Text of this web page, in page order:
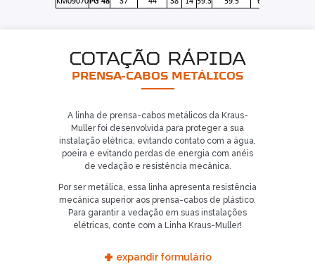
COTAÇÃO RÁPIDA
PRENSA-CABOS METÁLICOS
A linha de prensa-cabos metálicos da Kraus-
Muller foi desenvolvida para proteger a sua
instalação elétrica, evitando contato com a água,
poeira e evitando perdas de energia com anéis
de vedação e resistência mecânica.
Por ser metálica, essa linha apresenta resistência
mecânica superior aos prensa-cabos de plástico.
Para garantir a vedação em suas instalações
elétricas, conte com a Linha Kraus-Muller!
+ expandir formulário